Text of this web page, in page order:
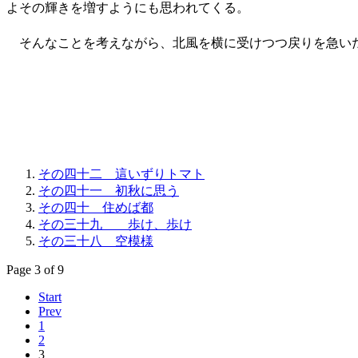
よその輝きを増すようにも思われてくる。
そんなことを考えながら、北風を横に受けつつ戻りを急い
その四十二 這いずりトマト
その四十一 初秋に思う
その四十 住めば都
その三十九 歩け、歩け
その三十八 空模様
Page 3 of 9
Start
Prev
1
2
3